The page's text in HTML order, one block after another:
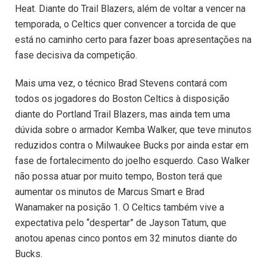
Heat. Diante do Trail Blazers, além de voltar a vencer na
temporada, o Celtics quer convencer a torcida de que
está no caminho certo para fazer boas apresentações na
fase decisiva da competição.
Mais uma vez, o técnico Brad Stevens contará com
todos os jogadores do Boston Celtics à disposição
diante do Portland Trail Blazers, mas ainda tem uma
dúvida sobre o armador Kemba Walker, que teve minutos
reduzidos contra o Milwaukee Bucks por ainda estar em
fase de fortalecimento do joelho esquerdo. Caso Walker
não possa atuar por muito tempo, Boston terá que
aumentar os minutos de Marcus Smart e Brad
Wanamaker na posição 1. O Celtics também vive a
expectativa pelo “despertar” de Jayson Tatum, que
anotou apenas cinco pontos em 32 minutos diante do
Bucks.